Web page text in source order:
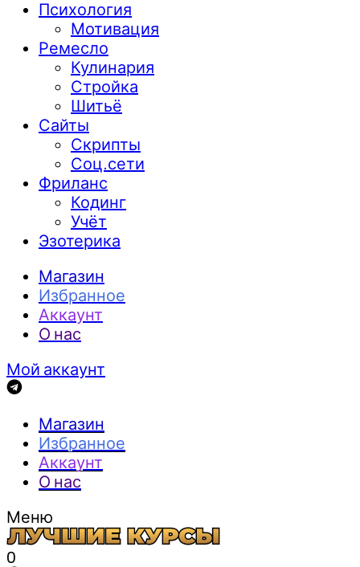
Психология
Мотивация
Ремесло
Кулинария
Стройка
Шитьё
Сайты
Скрипты
Соц.сети
Фриланс
Кодинг
Учёт
Эзотерика
Магазин
Избранное
Аккаунт
О нас
Мой аккаунт
Магазин
Избранное
Аккаунт
О нас
Меню
0